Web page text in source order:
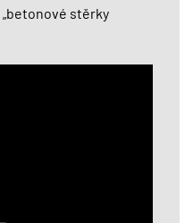
„betonové stěrky